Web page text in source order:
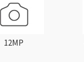
12MP